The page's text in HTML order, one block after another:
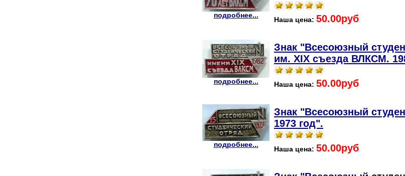
подробнее...
Наша цена: 50.00руб
подробнее...
Знак "Всесоюзный
им. XIX съезда ВЛКСМ.
Наша цена: 50.00руб
подробнее...
Знак "Всесоюзный
1973 год".
Наша цена: 50.00руб